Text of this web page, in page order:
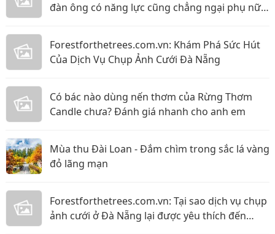
đàn ông có năng lực cũng chẳng ngại phụ nữ
Forestforthetrees.com.vn: Khám Phá Sức Hút
Của Dịch Vụ Chụp Ảnh Cưới Đà Nẵng
Có bác nào dùng nến thơm của Rừng Thơm
Candle chưa? Đánh giá nhanh cho anh em
Mùa thu Đài Loan - Đắm chìm trong sắc lá vàng
đỏ lãng mạn
Forestforthetrees.com.vn: Tại sao dịch vụ chụp
ảnh cưới ở Đà Nẵng lại được yêu thích đến